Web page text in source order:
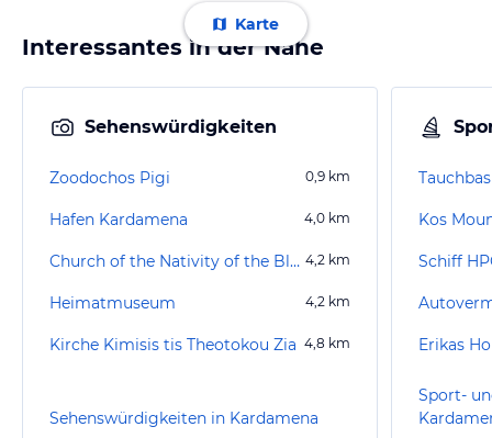
Karte
Interessantes in der Nähe
Sehenswürdigkeiten
Zoodochos Pigi 0,9 km
Hafen Kardamena 4,0 km
Church of the Nativity of the Blessed Virgin Mary 4,2 km
Heimatmuseum 4,2 km
Kirche Kimisis tis Theotokou Zia 4,8 km
Sehenswürdigkeiten in Kardamena
Kos
Schiff
Erikas
Sport-